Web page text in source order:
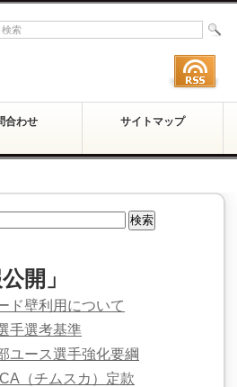
合わせ サイトマップ
開」
ド壁利用について
手選考基準
ユース選手強化要綱
（チムスカ）定款